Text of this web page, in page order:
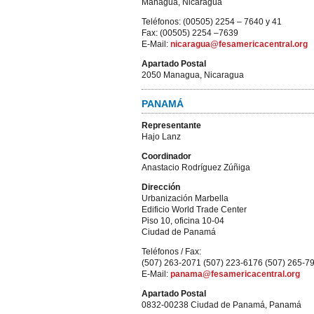
Teléfonos: (00505) 2254 – 7640 y 41
Fax: (00505) 2254 –7639
E-Mail: nicaragua@fesamericacentral.org
Apartado Postal
2050 Managua, Nicaragua
PANAMÁ
Representante
Hajo Lanz
Coordinador
Anastacio Rodríguez Zúñiga
Dirección
Urbanización Marbella
Edificio World Trade Center
Piso 10, oficina 10-04
Ciudad de Panamá
Teléfonos / Fax:
(507) 263-2071 (507) 223-6176 (507) 265-
E-Mail: panama@fesamericacentral.org
Apartado Postal
0832-00238 Ciudad de Panamá, Panamá